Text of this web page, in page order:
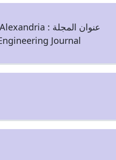
عنوان المجلة :
Journal